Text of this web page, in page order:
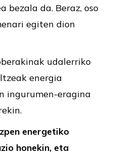
bezala da. Beraz, oso
egiten dion
udalerriko
energia
ingurumen-eragina
energetiko
honekin, eta